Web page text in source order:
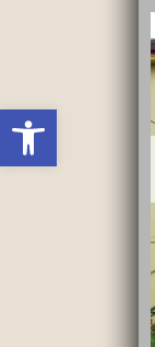
Deschide bara de unelte